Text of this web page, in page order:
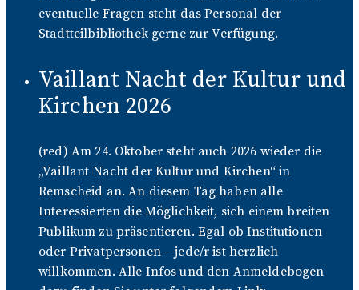
eventuelle Fragen steht das Personal der
Stadtteilbibliothek gerne zur Verfügung.
Vaillant Nacht der Kultur und
Kirchen 2026
(red) Am 24. Oktober steht auch 2026 wieder die
„Vaillant Nacht der Kultur und Kirchen“ in
Remscheid an. An diesem Tag haben alle
Interessierten die Möglichkeit, sich einem breiten
Publikum zu präsentieren. Egal ob Institutionen
oder Privatpersonen – jede/r ist herzlich
willkommen. Alle Infos und den Anmeldebogen